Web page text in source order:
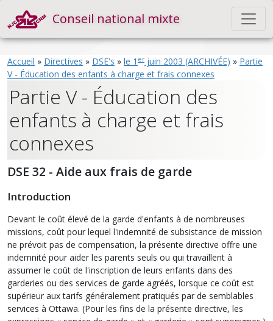
Conseil national mixte
Accueil » Directives » DSE's » le 1 erjuin 2003 (ARCHIVÉE) » Partie
V - Éducation des enfants à charge et frais connexes
Partie V - Éducation des
enfants à charge et frais
connexes
DSE 32 - Aide aux frais de garde
Introduction
Devant le coût élevé de la garde d'enfants à de nombreuses
missions, coût pour lequel l'indemnité de subsistance de mission
ne prévoit pas de compensation, la présente directive offre une
indemnité pour aider les parents seuls ou qui travaillent à
assumer le coût de l'inscription de leurs enfants dans des
garderies ou des services de garde agréés, lorsque ce coût est
supérieur aux tarifs généralement pratiqués par de semblables
services à Ottawa. (Pour les fins de la présente directive, les